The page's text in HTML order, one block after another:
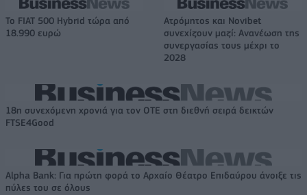
Το FIAT 500 Hybrid τώρα από
18.990 ευρώ
Ατρόμητος και Novibet
συνεχίζουν μαζί: Ανανέωση της
συνεργασίας τους μέχρι το
2028
18η συνεχόμενη χρονιά για τον ΟΤΕ στη διεθνή σειρά δεικτών
FTSE4Good
Alpha Bank: Για πρώτη φορά το Αρχαίο Θέατρο Επιδαύρου άνοιξε τις
πύλες του σε όλους